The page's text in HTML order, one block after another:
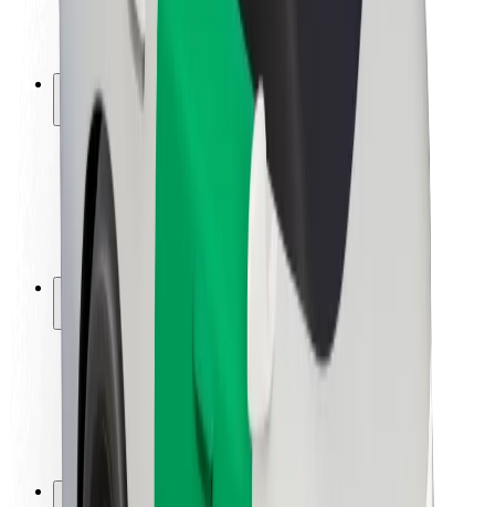
Fondul Urban
Siguranță
Siguranță pentru pasageri
Siguranță pentru șoferi
Siguranță pe trotinete
Laboratorul de siguranță
Orașe
Locații
Soluții pentru orașe
Aeroporturi
Stații de încărcare Bolt
Serviciul de relații clienți